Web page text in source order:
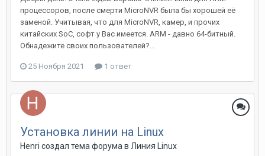
процессоров, после смерти MicroNVR была бы хорошей её
заменой. Учитывая, что для MicroNVR, камер, и прочих
китайских SoC, софт у Вас имеется. ARM - давно 64-битный.
Обнадежите своих пользователей?...
25 Ноября 2021 1 ответ
Установка линии на Linux
Henri создал тема форума в Линия Linux